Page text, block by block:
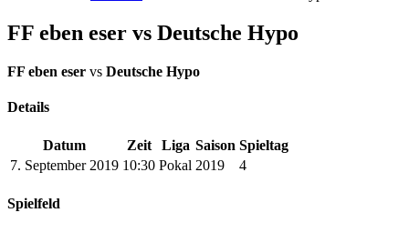
FF eben eser vs Deutsche Hypo
FF eben eser vs Deutsche Hypo
Details
Datum Zeit Liga Saison Spieltag
7. September 2019 10:30 Pokal 2019 4
Spielfeld